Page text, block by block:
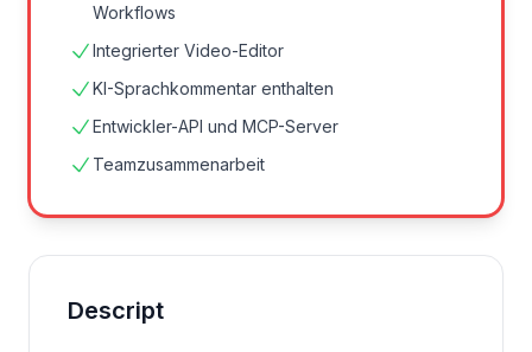
Workflows
Integrierter Video-Editor
KI-Sprachkommentar enthalten
Entwickler-API und MCP-Server
Teamzusammenarbeit
Descript